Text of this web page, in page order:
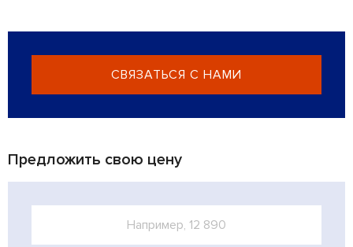
СВЯЗАТЬСЯ С НАМИ
Предложить свою цену